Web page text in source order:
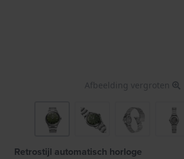
Afbeelding vergroten
Retrostijl automatisch horloge